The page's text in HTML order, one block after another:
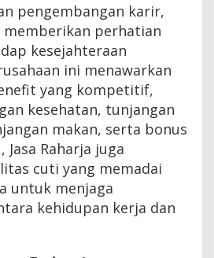
pengembangan karir,
memberikan perhatian
kesejahteraan
ini menawarkan
yang kompetitif,
kesehatan, tunjangan
makan, serta bonus
Raharja juga
cuti yang memadai
untuk menjaga
kehidupan kerja dan